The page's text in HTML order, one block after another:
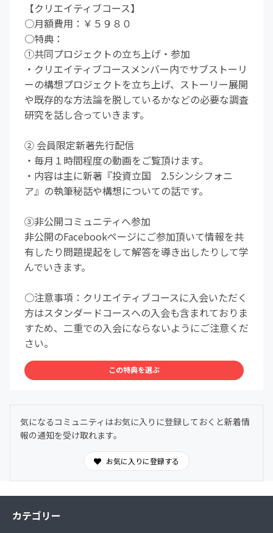
【クリエイティブコース】
○月額費用：￥５９８０
○特典：
①共同プロジェクトの立ち上げ・参加
・クリエイティブコースメンバー内でサブストーリ
ーの構想プロジェクトを立ち上げ、ストーリー展開
や既存的な方法論を脱しているかなどの必要な調査
研究を話し合っていきます。
② 会員限定新著先行配信
・毎月１時間程度の動画をご覧頂けます。
・内容は主に新著『投資立国 2.5シンシフォニ
ア』の執筆秘話や構想についての話です。
③非公開コミュニティへ参加
非公開のFacebookページにご参加頂いて情報を共
有したり問題提起をして解答を導き出したりして学
んでいきます。
○注意事項：クリエイティブコースに入会いただく
方はスタンダードコースへの入会も含まれておりま
すため、二重での入会にならないようにご注意くだ
さい。
この特典を選ぶ
気になるコミュニティはお気に入りに登録しておくと新着情
報の通知を受け取れます。
お気に入りに登録する
カテゴリー